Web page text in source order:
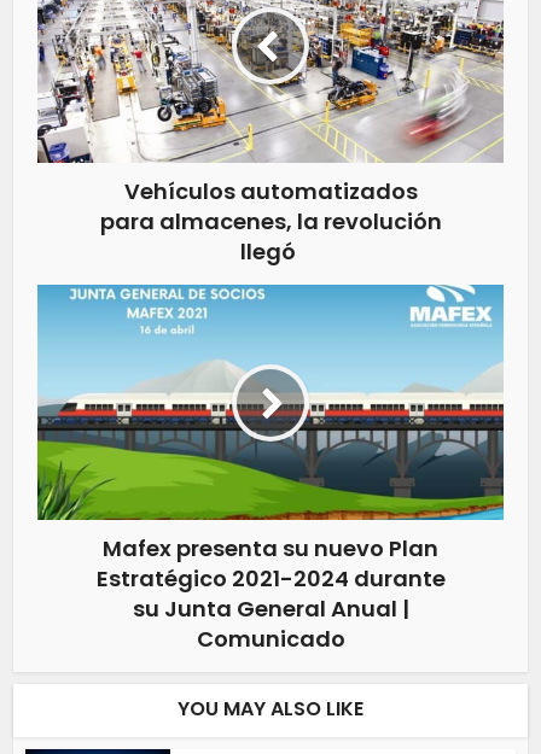
Vehículos automatizados
para almacenes, la revolución
llegó
Mafex presenta su nuevo Plan
Estratégico 2021-2024 durante
su Junta General Anual |
Comunicado
YOU MAY ALSO LIKE